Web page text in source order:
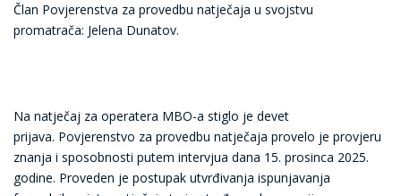
Član Povjerenstva za provedbu natječaja u svojstvu
promatrača: Jelena Dunatov.
Na natječaj za operatera MBO-a stiglo je devet
prijava. Povjerenstvo za provedbu natječaja provelo je provjeru
znanja i sposobnosti putem intervjua dana 15. prosinca 2025.
godine. Proveden je postupak utvrđivanja ispunjavanja